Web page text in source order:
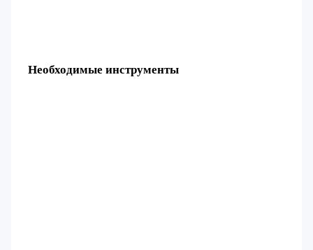
Необходимые инструменты